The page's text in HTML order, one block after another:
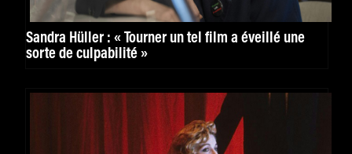
Sandra Hüller : « Tourner un tel film a éveillé une
sorte de culpabilité »